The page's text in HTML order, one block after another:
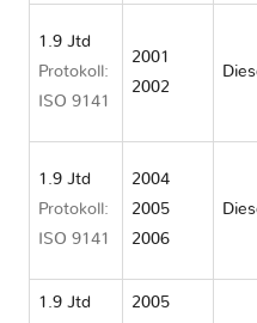
1.9 Jtd
Protokoll:
ISO 9141
2001
2002
1.9 Jtd
Protokoll:
ISO 9141
2004
2005
2006
1.9 Jtd
2005